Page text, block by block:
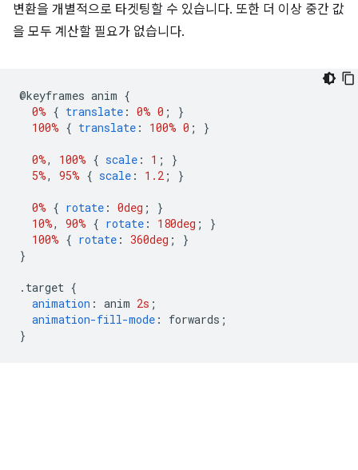
변환을 개별적으로 타겟팅할 수 있습니다. 또한 더 이상 중간 값
을 모두 계산할 필요가 없습니다.
@keyframes anim {
0% { translate : 0% 0 ;
}
100% { translate : 100% 0 ; }
0%, 100% { scale : 1 ;
}
5%, 95% { scale : 1.2 ; }
0% { rotate : 0deg ;
}
10%, 90% { rotate : 180deg ;
}
100% { rotate : 360deg ;
}
}
. target {
animation : anim 2s ;
animation-fill-mode : forwards ;
}